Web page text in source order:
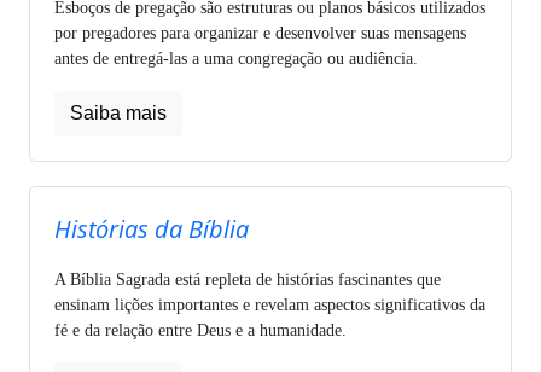
Esboços de pregação são estruturas ou planos básicos utilizados
por pregadores para organizar e desenvolver suas mensagens
antes de entregá-las a uma congregação ou audiência.
Saiba mais
Histórias da Bíblia
A Bíblia Sagrada está repleta de histórias fascinantes que
ensinam lições importantes e revelam aspectos significativos da
fé e da relação entre Deus e a humanidade.